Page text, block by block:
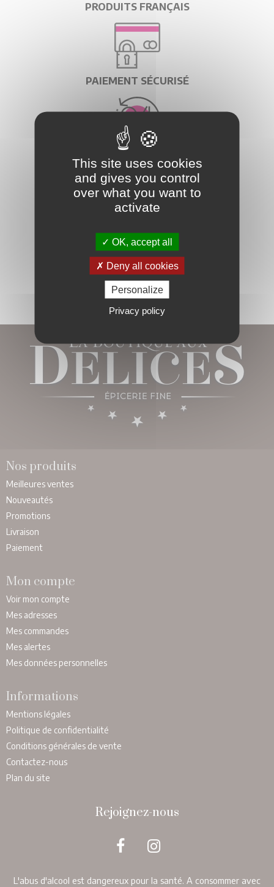
PRODUITS FRANÇAIS
PAIEMENT SÉCURISÉ
Nos produits
Meilleures ventes
Nouveautés
Promotions
Livraison
Paiement
Mon compte
Voir mon compte
Mes adresses
Mes commandes
Mes alertes
Mes données personnelles
Informations
Mentions légales
Politique de confidentialité
Conditions générales de vente
Contactez-nous
Plan du site
Rejoignez-nous
L'abus d'alcool est dangereux pour la santé. A consommer avec
This site uses cookies
and gives you control
over what you want to
activate
OK, accept all
Deny all cookies
Personalize
Privacy policy